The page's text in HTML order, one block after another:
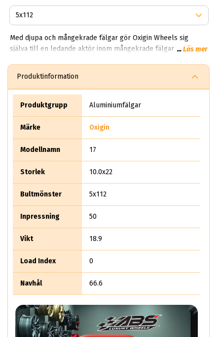
Med djupa och mångekrade fälgar gör Oxigin Wheels sig
själva till en ledande aktör inom mångekrade fälgar. Ingen
ekrar! Här kan du hitta svarta, gråa, mattgråa och mattsvarta.
Det har även skapat en mycket populär serie vid namn Oxigin
Konkav som skapats med en aggressiv utformning vilket ger
strukturen särhåller sin elastiska rundhet. Bland sina 8,5 * 19
...Läs mer
Produktinformation
Produktgrupp Aluminiumfälgar
Märke Oxigin
Modellnamn 17
Storlek 10.0x22
Bultmönster 5x112
Inpressning 50
Vikt 18.9
Load Index 0
Navhål 66.6